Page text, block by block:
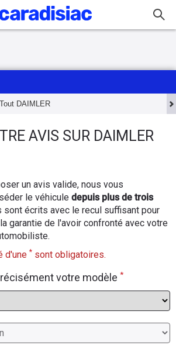
Tout DAIMLER
AVIS SUR DAIMLER
un avis valide, nous vous
le véhicule depuis plus de trois
sont écrits avec le recul suffisant pour
garantie de l'avoir confronté avec votre
d'une * sont obligatoires.
votre modèle *